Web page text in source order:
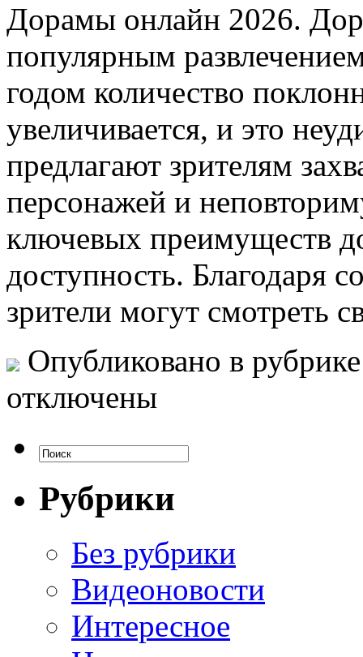
Дoрaмы oнлaйн 2026.
популярным
годом количество
увеличивается, и это
предлагают зрителям
персонажей и
ключевых преимуществ
доступность. Благодаря
зрители могут
Опубликовано в
отключены
Рубрики
Без рубрики
Видеоновости
Интересное